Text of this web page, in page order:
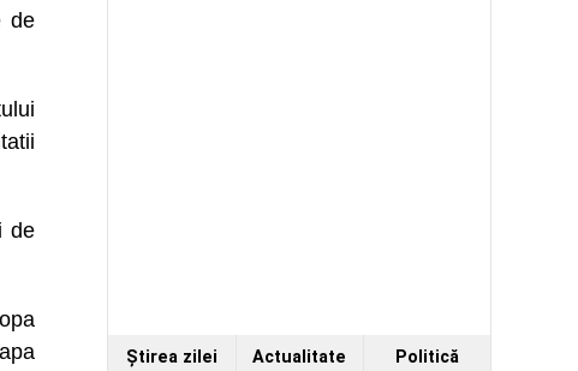
de
de
Ştirea zilei Actualitate Politică